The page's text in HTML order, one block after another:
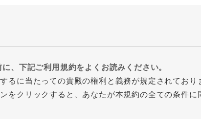
、下記ご利用規約をよくお読みください。
るに当たっての貴殿の権利と義務が規定されており
をクリックすると、あなたが本規約の全ての条件に